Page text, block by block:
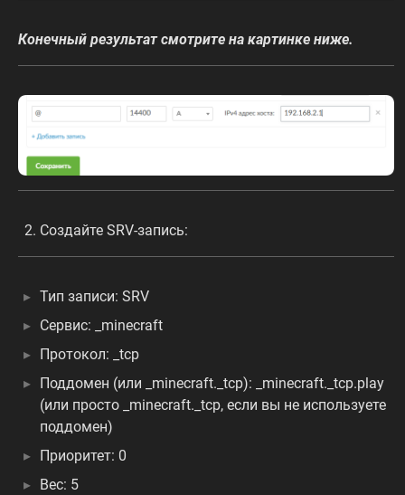
Конечный результат смотрите на картинке ниже.
Создайте SRV-запись:
Тип записи: SRV
Сервис: _minecraft
Протокол: _tcp
Поддомен (или _minecraft._tcp): _minecraft._tcp.play
(или просто _minecraft._tcp, если вы не используете
поддомен)
Приоритет: 0
Вес: 5